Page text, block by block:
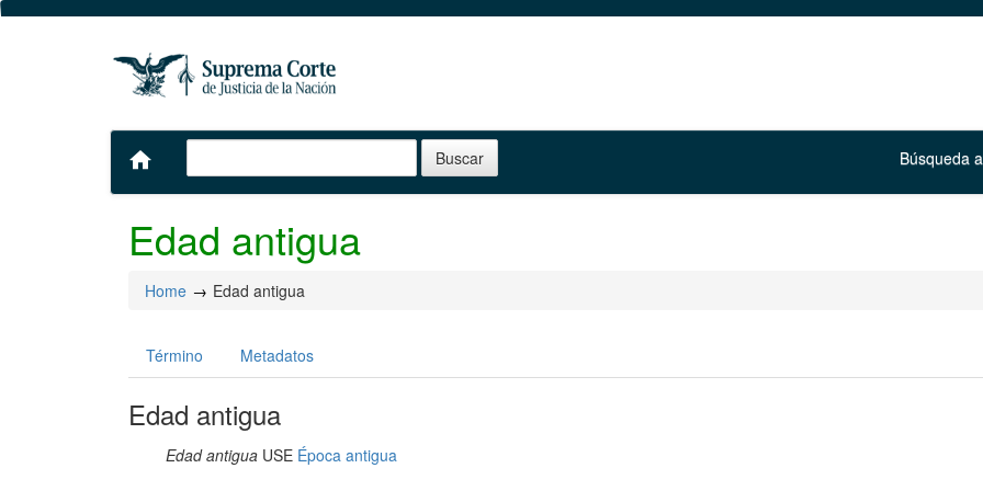
home Búsqueda
Edad antigua
Home Edad antigua
Término Metadatos
Edad antigua
Edad antigua USE Época antigua